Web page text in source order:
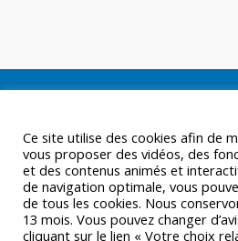
Ce site utilise des cookies afin de
vous proposer des vidéos, des
et des contenus animés et
de navigation optimale, vous
de tous les cookies. Nous
13 mois. Vous pouvez changer
cliquant sur le lien « Votre choix